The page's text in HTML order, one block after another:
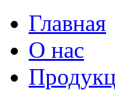
Главная
О нас